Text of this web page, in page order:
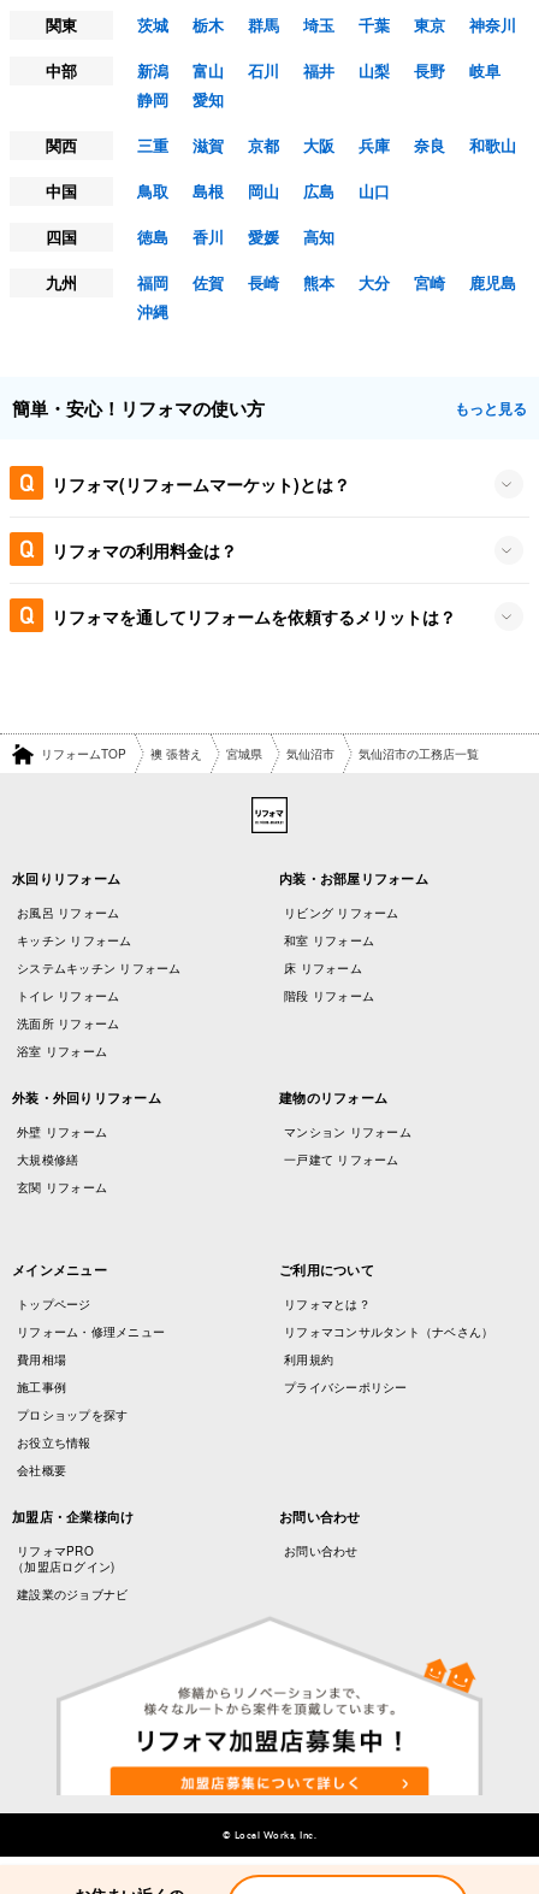
関東
茨城 栃木 群馬 埼玉 千葉 東京
神奈川
中部
新潟 富山 石川 福井 山梨 長野
岐阜
静岡
愛知
関西
三重 滋賀 京都 大阪 兵庫 奈良
和歌山
中国
鳥取 島根 岡山 広島
山口
四国
徳島 香川 愛媛
高知
九州
福岡 佐賀 長崎 熊本 大分 宮崎
鹿児島
沖縄
簡単・安心！リフォマの使い方 もっと見る
リフォマ(リフォームマーケット)とは？
リフォマの利用料金は？
リフォマを通してリフォームを依頼するメリットは？
リフォームTOP 襖 張替え 宮城県 気仙沼市 気仙沼市の工務店一覧
水回りリフォーム
お風呂 リフォーム
キッチン リフォーム
システムキッチン リフォーム
トイレ リフォーム
洗面所 リフォーム
浴室 リフォーム
内装・お部屋リフォーム
リビング リフォーム
和室 リフォーム
床 リフォーム
階段 リフォーム
外装・外回りリフォーム
外壁 リフォーム
大規模修繕
玄関 リフォーム
建物のリフォーム
マンション リフォーム
一戸建て リフォーム
メインメニュー
トップページ
リフォーム・修理メニュー
費用相場
施工事例
プロショップを探す
お役立ち情報
会社概要
ご利用について
リフォマとは？
リフォマコンサルタント（ナベさん）
利用規約
プライバシーポリシー
加盟店・企業様向け
リフォマPRO
（加盟店ログイン)
建設業のジョブナビ
お問い合わせ
お問い合わせ
© Local Works, Inc.